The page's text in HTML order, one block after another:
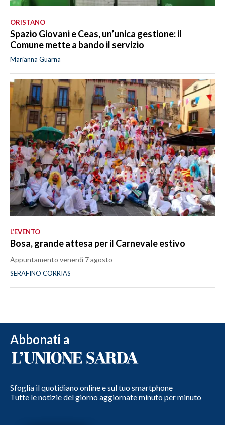
ORISTANO
Spazio Giovani e Ceas, un’unica gestione: il
Comune mette a bando il servizio
Marianna Guarna
L’EVENTO
Bosa, grande attesa per il Carnevale estivo
Appuntamento venerdì 7 agosto
SERAFINO CORRIAS
Abbonati a
Sfoglia il quotidiano online e sul tuo smartphone
Tutte le notizie del giorno aggiornate minuto per minuto